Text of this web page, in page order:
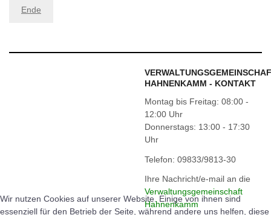
Ende
HAHNENKAMM - KONTAKT
Montag bis Freitag: 08:00 -
12:00 Uhr
Donnerstags: 13:00 - 17:30
Uhr
Telefon: 09833/9813-30
Ihre Nachricht/e-mail an die
Verwaltungsgemeinschaft
Hahnenkamm
Wir nutzen Cookies auf unserer Website. Einige von ihnen sind
essenziell für den Betrieb der Seite, während andere uns helfen, diese